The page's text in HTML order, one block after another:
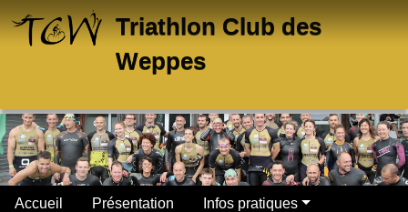
Triathlon Club des
Weppes
Accueil Présentation Infos pratiques
Panneau de gestion des cookies